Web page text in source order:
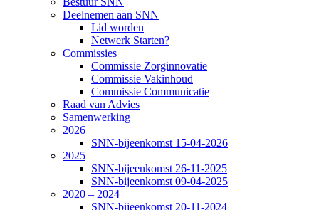
Deelnemen aan SNN
Lid worden
Netwerk Starten?
Commissies
Commissie Zorginnovatie
Commissie Vakinhoud
Commissie Communicatie
Raad van Advies
Samenwerking
2026
SNN-bijeenkomst 15-04-2026
2025
SNN-bijeenkomst 26-11-2025
SNN-bijeenkomst 09-04-2025
2020 – 2024
SNN-bijeenkomst 20-11-2024